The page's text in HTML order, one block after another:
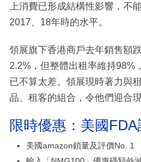
上消費已形成結構性影響，不
2017、18年時的水平。
領展旗下香港商戶去年銷售額
2.2%，但整體出租率維持98%
已不算太差。領展現時著力與
品、租客的組合，令他們迎合
限時優惠：美國
美國amazon鎖量及評價No. 1